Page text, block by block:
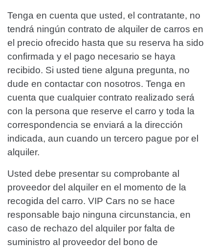
Tenga en cuenta que usted, el contratante, no
tendrá ningún contrato de alquiler de carros en
el precio ofrecido hasta que su reserva ha sido
confirmada y el pago necesario se haya
recibido. Si usted tiene alguna pregunta, no
dude en contactar con nosotros. Tenga en
cuenta que cualquier contrato realizado será
con la persona que reserve el carro y toda la
correspondencia se enviará a la dirección
indicada, aun cuando un tercero pague por el
alquiler.
Usted debe presentar su comprobante al
proveedor del alquiler en el momento de la
recogida del carro. VIP Cars no se hace
responsable bajo ninguna circunstancia, en
caso de rechazo del alquiler por falta de
suministro al proveedor del bono de